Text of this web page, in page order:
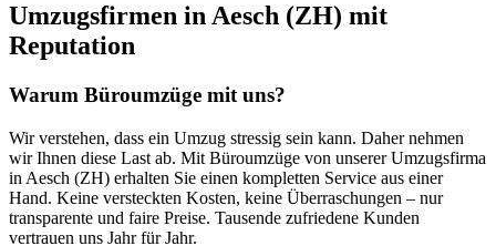
Umzugsfirmen in Aesch (ZH) mit
Reputation
Warum Büroumzüge mit uns?
Wir verstehen, dass ein Umzug stressig sein kann. Daher nehmen
wir Ihnen diese Last ab. Mit Büroumzüge von unserer Umzugsfirma
in Aesch (ZH) erhalten Sie einen kompletten Service aus einer
Hand. Keine versteckten Kosten, keine Überraschungen – nur
transparente und faire Preise. Tausende zufriedene Kunden
vertrauen uns Jahr für Jahr.